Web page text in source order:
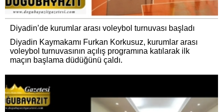
Diyadin’de kurumlar arası voleybol turnuvası başladı
Diyadin Kaymakamı Furkan Korkusuz, kurumlar arası
voleybol turnuvasının açılış programına katılarak ilk
maçın başlama düdüğünü çaldı.